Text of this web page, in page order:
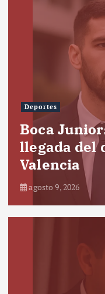
Deportes
Boca
llegada del
Valencia
agosto 9, 2026